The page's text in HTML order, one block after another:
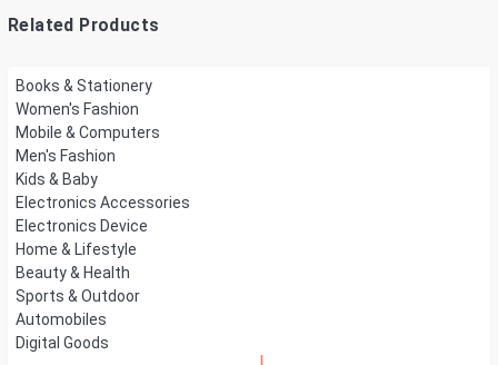
Related Products
Books & Stationery
Women's Fashion
Mobile & Computers
Men's Fashion
Kids & Baby
Electronics Accessories
Electronics Device
Home & Lifestyle
Beauty & Health
Sports & Outdoor
Automobiles
Digital Goods